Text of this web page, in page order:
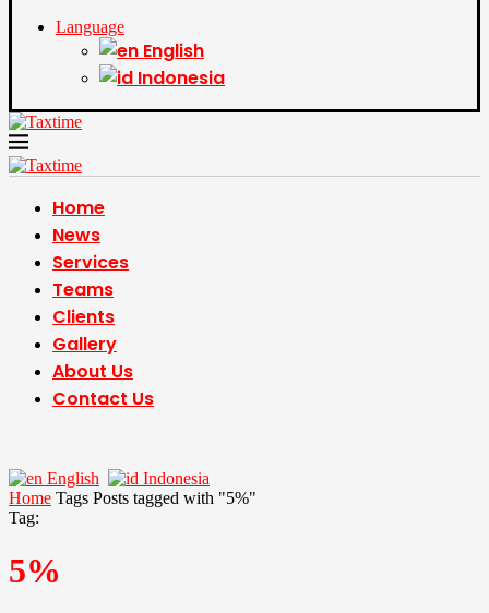
Language
English
Indonesia
Home
News
Services
Teams
Clients
Gallery
About Us
Contact Us
English
Indonesia
Home Tags Posts tagged with "5%"
Tag:
5%